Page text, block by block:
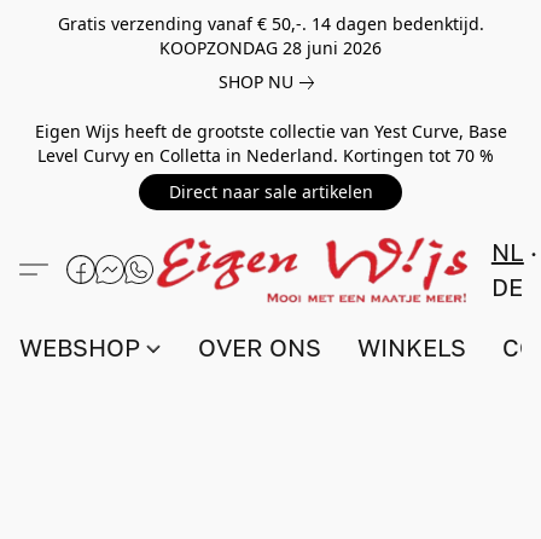
Gratis verzending vanaf € 50,-. 14 dagen bedenktijd.
KOOPZONDAG 28 juni 2026
SHOP NU
Eigen Wijs heeft de grootste collectie van Yest Curve, Base
Level Curvy en Colletta in Nederland. Kortingen tot 70 %
Direct naar sale artikelen
NL
DE
WEBSHOP OVER ONS WINKELS